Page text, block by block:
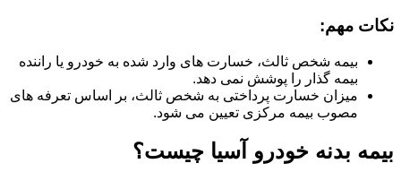
نکات مهم:
بیمه شخص ثالث، خسارت های وارد شده به خودرو یا راننده
بیمه گذار را پوشش نمی دهد.
میزان خسارت پرداختی به شخص ثالث، بر اساس تعرفه های
مصوب بیمه مرکزی تعیین می شود.
بیمه بدنه خودرو آسیا چیست؟